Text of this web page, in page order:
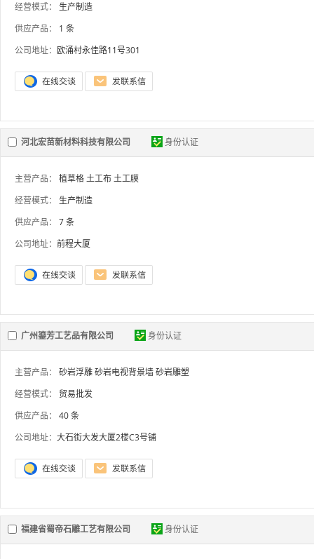
经营模式：
生产制造
供应产品：
1 条
公司地址： 欧涌村永佳路11号301
河北宏苗新材料科技有限公司 身份认证
主营产品： 植草格土工布土工膜
经营模式：
生产制造
供应产品：
7 条
公司地址： 前程大厦
广州鎏芳工艺品有限公司 身份认证
主营产品： 砂岩浮雕砂岩电视背景墙砂岩雕塑
经营模式：
贸易批发
供应产品：
40 条
公司地址： 大石街大发大厦2楼C3号铺
福建省蜀帝石雕工艺有限公司 身份认证